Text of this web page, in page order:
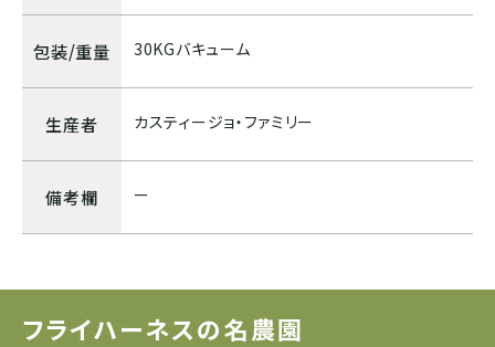
包装/重量 30KGバキューム
生産者 カスティージョ・ファミリー
備考欄 ー
フライハーネスの名農園
ジャマイカ
ドミニカ